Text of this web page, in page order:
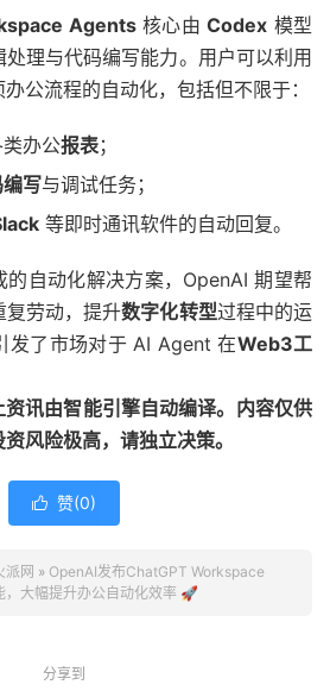
Agents核心由Codex 模型
理与代码编写能力。用户可以利用
公流程的自动化，包括但不限于：
办公报表；
写与调试任务；
等即时通讯软件的自动回复。
的自动化解决方案，OpenAI 期望帮
复劳动，提升数字化转型过程中的运
发了市场对于 AI Agent 在Web3工
讯由智能引擎自动编译。内容仅供
风险极高，请独立决策。
 赞(0)
派网 » OpenAI发布ChatGPT Workspace
，大幅提升办公自动化效率 🚀
分享到